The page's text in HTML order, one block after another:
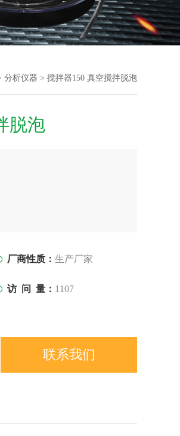
分析仪器 > 搅拌器150 真空搅拌脱泡
脱泡
厂商性质： 生产厂家
访 问 量： 1107
联系我们